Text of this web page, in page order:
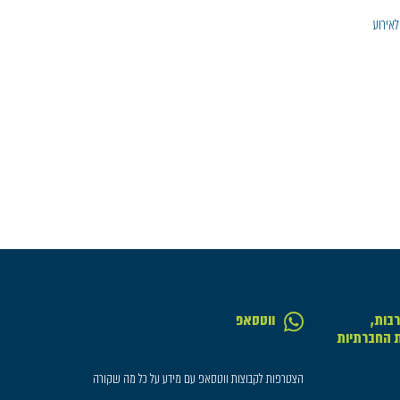
החברתיות
ווטסאפ
הצטרפות לקבוצות ווטסאפ עם מידע על כל מה שקורה